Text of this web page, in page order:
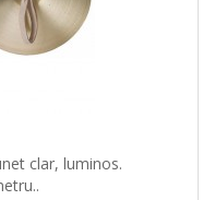
clar, luminos.